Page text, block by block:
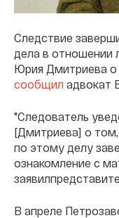
Следствие
дела в отношении
Юрия Дмитриева о
сообщил адвокат
"Следователь
[Дмитриева] о
по этому делу
ознакомление с
В апреле